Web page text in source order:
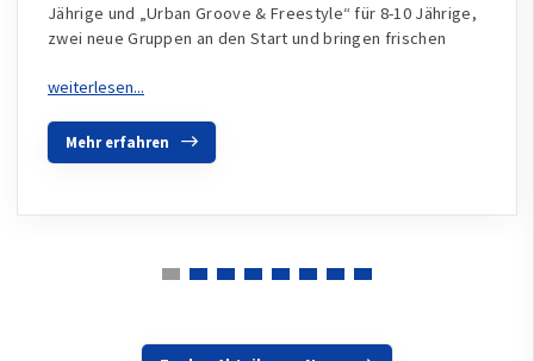
Jährige und „Urban Groove & Freestyle“ für 8-10 Jährige,
zwei neue Gruppen an den Start und bringen frischen
Mehr erfahren